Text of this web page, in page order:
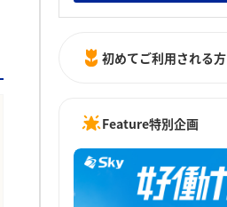
初めてご利用される方
Feature特別企画